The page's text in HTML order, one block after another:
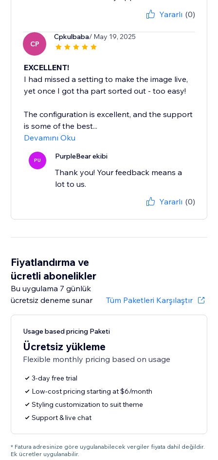
Yararlı (0)
CP
Cpkulbaba/ May 19, 2025
EXCELLENT!
I had missed a setting to make the image live,
yet once I got tha part sorted out - too easy!
The configuration is excellent, and the support
is some of the best...
Devamını Oku
PU PurpleBear ekibi
Thank you! Your feedback means a
lot to us.
Yararlı (0)
Fiyatlandırma ve
ücretli abonelikler
Bu uygulama 7 günlük
ücretsiz deneme sunar
Tüm Paketleri Karşılaştır
Usage based pricing Paketi
Ücretsiz yükleme
Flexible monthly pricing based on usage
3-day free trial
Low-cost pricing starting at $6/month
Styling customization to suit theme
Support & live chat
* Fatura adresinize göre uygulanabilecek vergiler fiyata dahil değildir.
Ek ücretler uygulanabilir.